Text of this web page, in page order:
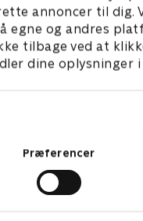
annoncer til dig.
og andres
tilbage ved at
dine oplysninger i
Præferencer